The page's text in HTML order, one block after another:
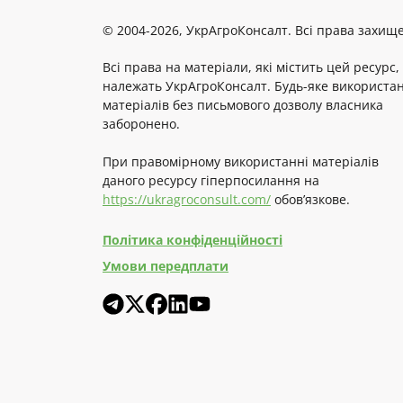
© 2004-2026, УкрАгроКонсалт. Всі права
Всі права на матеріали, які містить цей ресурс,
належать УкрАгроКонсалт. Будь-яке
матеріалів без письмового дозволу власника
заборонено.
При правомірному використанні матеріалів
даного ресурсу гіперпосилання на
https://ukragroconsult.com/ обов’язкове.
Політика конфіденційності
Умови передплати